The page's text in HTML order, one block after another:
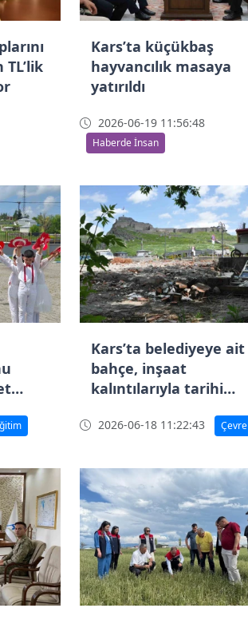
Kars’ta küçükbaş
hayvancılık masaya
yatırıldı
2026-06-19 11:56:48
Haberde İnsan
Kars’ta belediyeye ait
bahçe, inşaat
kalıntılarıyla tarihi
2026-06-18 11:22:43 Çevre